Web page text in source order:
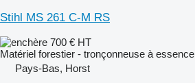
Stihl MS 261 C-M RS
700 € HT
Matériel forestier - tronçonneuse à essence
Pays-Bas, Horst